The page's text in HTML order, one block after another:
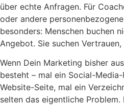
über echte Anfragen. Für
oder andere
besonders: Menschen buchen
Angebot. Sie suchen
Wenn Dein Marketing bisher
besteht – mal ein Social-
Website-Seite, mal ein
selten das eigentliche